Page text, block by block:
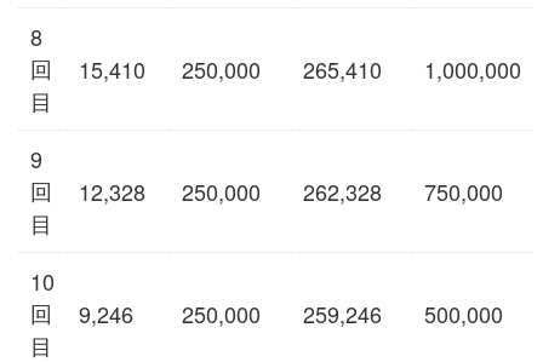
8
回
目
15,410 250,000 265,410 1,000,000
9
回
目
12,328 250,000 262,328 750,000
10
回
目
9,246 250,000 259,246 500,000